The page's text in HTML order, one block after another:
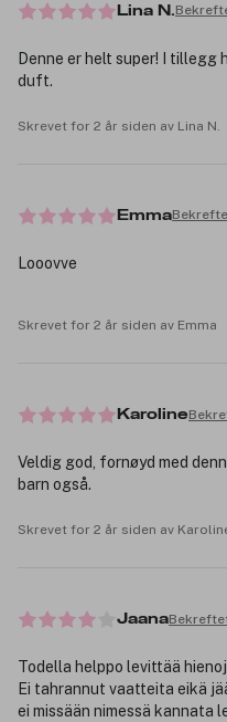
Lina N.
Denne er helt super! I tillegg
duft.
Skrevet for 2 år siden av Lina N.
Emma
Looovve
Skrevet for 2 år siden av Emma
Karoline
Veldig god, fornøyd med
barn også.
Skrevet for 2 år siden av
Jaana
Todella helppo levittää
Ei tahrannut vaatteita eikä
ei missään nimessä kannata